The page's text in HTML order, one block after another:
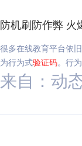
防机刷防作弊 火
很多在线教育平台依
为行为式验证码。行
来自：动